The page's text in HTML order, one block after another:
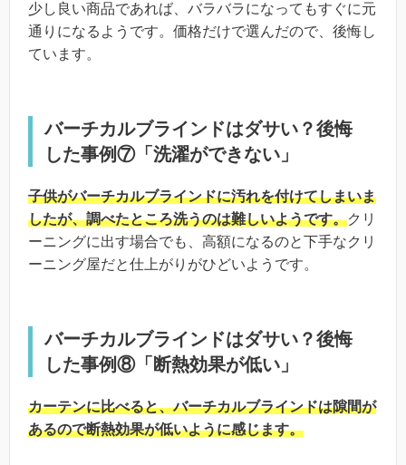
少し良い商品であれば、バラバラになってもすぐに元
通りになるようです。価格だけで選んだので、後悔し
ています。
バーチカルブラインドはダサい？後悔
した事例⑦「洗濯ができない」
子供がバーチカルブラインドに汚れを付けてしまいま
したが、調べたところ洗うのは難しいようです。クリ
ーニングに出す場合でも、高額になるのと下手なクリ
ーニング屋だと仕上がりがひどいようです。
バーチカルブラインドはダサい？後悔
した事例⑧「断熱効果が低い」
カーテンに比べると、バーチカルブラインドは隙間が
あるので断熱効果が低いように感じます。